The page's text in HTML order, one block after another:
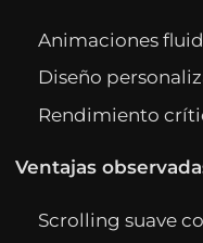
Animaciones
Diseño
Rendimiento
Ventajas
Scrolling suave